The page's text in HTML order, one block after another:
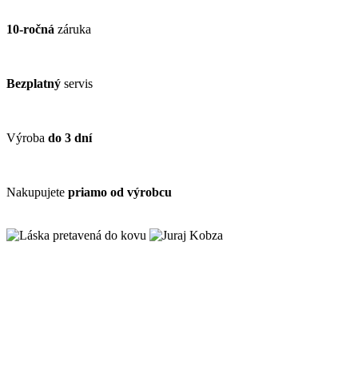
10-ročná záruka
Bezplatný servis
Výroba do 3 dní
Nakupujete priamo od výrobcu